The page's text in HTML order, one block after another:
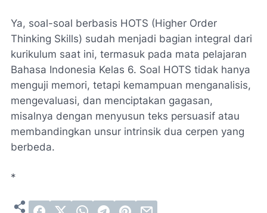
Ya, soal-soal berbasis HOTS (Higher Order
Thinking Skills) sudah menjadi bagian integral dari
kurikulum saat ini, termasuk pada mata pelajaran
Bahasa Indonesia Kelas 6. Soal HOTS tidak hanya
menguji memori, tetapi kemampuan menganalisis,
mengevaluasi, dan menciptakan gagasan,
misalnya dengan menyusun teks persuasif atau
membandingkan unsur intrinsik dua cerpen yang
berbeda.
*